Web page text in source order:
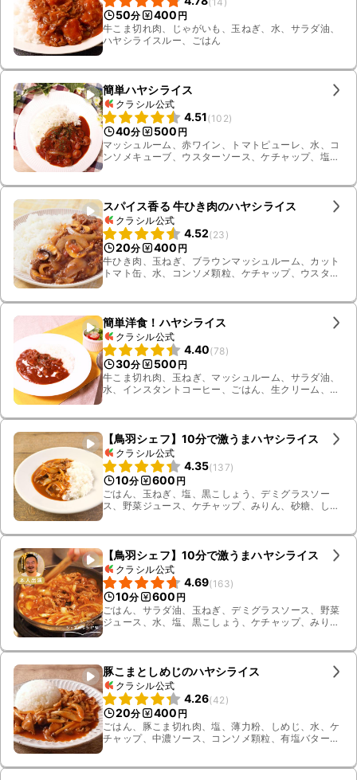
50分 400 円
牛こま切れ肉、じゃがいも、玉ねぎ、水、サラダ油、
ハヤシライスルー、ごはん
簡単ハヤシライス
クラシル公式
4.51(102)
40分 500 円
マッシュルーム、赤ワイン、トマトピューレ、水、コ
ンソメキューブ、ウスターソース、ケチャップ、塩こ
スパイス香る 牛ひき肉のハヤシライス
クラシル公式
4.52(23 )
20分 400 円
牛ひき肉、玉ねぎ、ブラウンマッシュルーム、カット
トマト缶、水、コンソメ顆粒、ケチャップ、ウスター
簡単洋食！ハヤシライス
クラシル公式
4.40(78)
30分 500 円
牛こま切れ肉、玉ねぎ、マッシュルーム、サラダ油、
水、インスタントコーヒー、ごはん、生クリーム、ハ
【鳥羽シェフ】10分で激うまハヤシライス
クラシル公式
4.35(137)
10分 600 円
ごはん、玉ねぎ、塩、黒こしょう、デミグラスソー
ス、野菜ジュース、ケチャップ、みりん、砂糖、しょ
【鳥羽シェフ】10分で激うまハヤシライス
クラシル公式
4.69(163)
10分 600 円
ごはん、サラダ油、玉ねぎ、デミグラスソース、野菜
ジュース、水、塩、黒こしょう、ケチャップ、みり
豚こまとしめじのハヤシライス
クラシル公式
4.26(42 )
20分 400 円
ごはん、豚こま切れ肉、塩、薄力粉、しめじ、水、ケ
チャップ、中濃ソース、コンソメ顆粒、有塩バター、